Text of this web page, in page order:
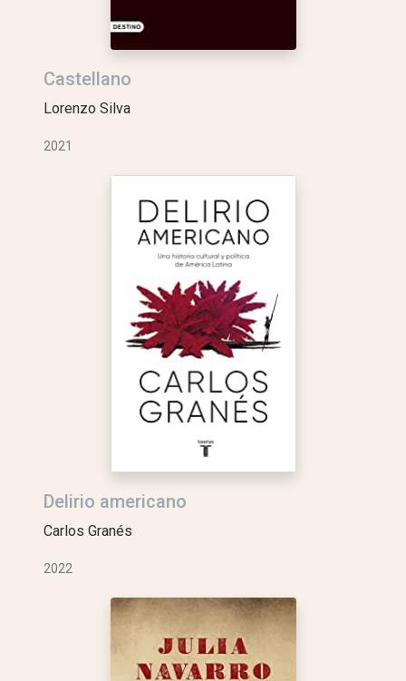
Castellano
Lorenzo Silva
2021
Delirio americano
Carlos Granés
2022